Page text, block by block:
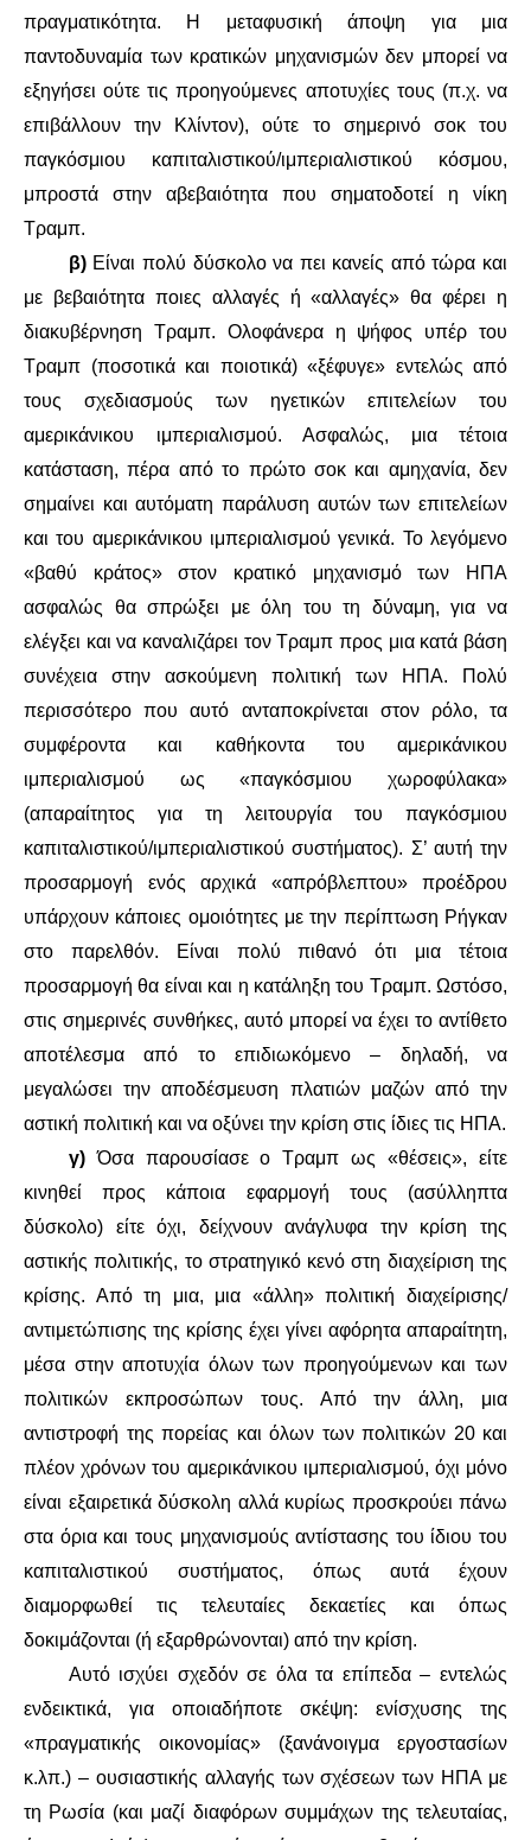
πραγματικότητα. Η μεταφυσική άποψη για μια
παντοδυναμία των κρατικών μηχανισμών δεν μπορεί να
εξηγήσει ούτε τις προηγούμενες αποτυχίες τους (π.χ. να
επιβάλλουν την Κλίντον), ούτε το σημερινό σοκ του
παγκόσμιου καπιταλιστικού/ιμπεριαλιστικού κόσμου,
μπροστά στην αβεβαιότητα που σηματοδοτεί η νίκη
Τραμπ.
β)Είναι πολύ δύσκολο να πει κανείς από τώρα και
με βεβαιότητα ποιες αλλαγές ή «αλλαγές» θα φέρει η
διακυβέρνηση Τραμπ. Ολοφάνερα η ψήφος υπέρ του
Τραμπ (ποσοτικά και ποιοτικά) «ξέφυγε» εντελώς από
τους σχεδιασμούς των ηγετικών επιτελείων του
αμερικάνικου ιμπεριαλισμού. Ασφαλώς, μια τέτοια
κατάσταση, πέρα από το πρώτο σοκ και αμηχανία, δεν
σημαίνει και αυτόματη παράλυση αυτών των επιτελείων
και του αμερικάνικου ιμπεριαλισμού γενικά. Το λεγόμενο
«βαθύ κράτος» στον κρατικό μηχανισμό των ΗΠΑ
ασφαλώς θα σπρώξει με όλη του τη δύναμη, για να
ελέγξει και να καναλιζάρει τον Τραμπ προς μια κατά βάση
συνέχεια στην ασκούμενη πολιτική των ΗΠΑ. Πολύ
περισσότερο που αυτό ανταποκρίνεται στον ρόλο, τα
συμφέροντα και καθήκοντα του αμερικάνικου
ιμπεριαλισμού ως «παγκόσμιου χωροφύλακα»
(απαραίτητος για τη λειτουργία του παγκόσμιου
καπιταλιστικού/ιμπεριαλιστικού συστήματος). Σ’ αυτή την
προσαρμογή ενός αρχικά «απρόβλεπτου» προέδρου
υπάρχουν κάποιες ομοιότητες με την περίπτωση Ρήγκαν
στο παρελθόν. Είναι πολύ πιθανό ότι μια τέτοια
προσαρμογή θα είναι και η κατάληξη του Τραμπ. Ωστόσο,
στις σημερινές συνθήκες, αυτό μπορεί να έχει το αντίθετο
αποτέλεσμα από το επιδιωκόμενο – δηλαδή, να
μεγαλώσει την αποδέσμευση πλατιών μαζών από την
αστική πολιτική και να οξύνει την κρίση στις ίδιες τις ΗΠΑ.
γ)Όσα παρουσίασε ο Τραμπ ως «θέσεις», είτε
κινηθεί προς κάποια εφαρμογή τους (ασύλληπτα
δύσκολο) είτε όχι, δείχνουν ανάγλυφα την κρίση της
αστικής πολιτικής, το στρατηγικό κενό στη διαχείριση της
κρίσης. Από τη μια, μια «άλλη» πολιτική διαχείρισης/
αντιμετώπισης της κρίσης έχει γίνει αφόρητα απαραίτητη,
μέσα στην αποτυχία όλων των προηγούμενων και των
πολιτικών εκπροσώπων τους. Από την άλλη, μια
αντιστροφή της πορείας και όλων των πολιτικών 20 και
πλέον χρόνων του αμερικάνικου ιμπεριαλισμού, όχι μόνο
είναι εξαιρετικά δύσκολη αλλά κυρίως προσκρούει πάνω
στα όρια και τους μηχανισμούς αντίστασης του ίδιου του
καπιταλιστικού συστήματος, όπως αυτά έχουν
διαμορφωθεί τις τελευταίες δεκαετίες και όπως
δοκιμάζονται (ή εξαρθρώνονται) από την κρίση.
Αυτό ισχύει σχεδόν σε όλα τα επίπεδα – εντελώς
ενδεικτικά, για οποιαδήποτε σκέψη: ενίσχυσης της
«πραγματικής οικονομίας» (ξανάνοιγμα εργοστασίων
κ.λπ.) – ουσιαστικής αλλαγής των σχέσεων των ΗΠΑ με
τη Ρωσία (και μαζί διαφόρων συμμάχων της τελευταίας,